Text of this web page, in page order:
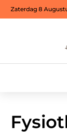
Zaterdag 8